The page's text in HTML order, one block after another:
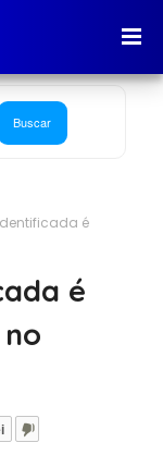
é
é